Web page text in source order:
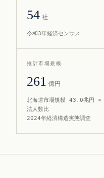
54 社
令和3年経済センサス
推計市場規模
261 億円
北海道市場規模 43.0兆円 ×
法人数比
2024年経済構造実態調査